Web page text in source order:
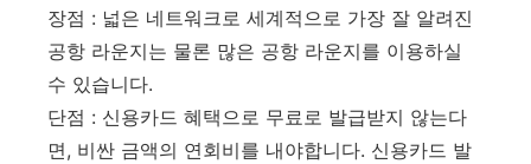
장점 : 넓은 네트워크로 세계적으로 가장 잘 알려진
공항 라운지는 물론 많은 공항 라운지를 이용하실
수 있습니다.
단점 : 신용카드 혜택으로 무료로 발급받지 않는다
면, 비싼 금액의 연회비를 내야합니다. 신용카드 발